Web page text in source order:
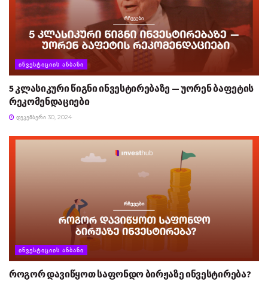
ᲘᲜᲕᲔᲡᲢᲘᲪᲘᲘᲡ ᲐᲜᲑᲐᲜᲘ
5 კლასიკური წიგნი ინვესტირებაზე — უორენ ბაფეტის
რეკომენდაციები
ᲓᲔᲙᲔᲛᲑᲔᲠᲘ 30, 2024
ᲘᲜᲕᲔᲡᲢᲘᲪᲘᲘᲡ ᲐᲜᲑᲐᲜᲘ
როგორ დავიწყოთ საფონდო ბირჟაზე ინვესტირება?